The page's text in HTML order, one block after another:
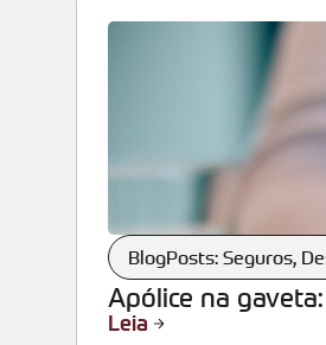
BlogPosts: Seguros,
Apólice na
Leia